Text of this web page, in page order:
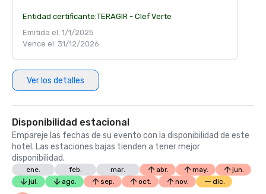
Entidad certificante:TERAGIR - Clef Verte
Emitida el: 1/1/2025
Vence el: 31/12/2026
Ver los detalles
Disponibilidad estacional
Empareje las fechas de su evento con la disponibilidad de este
hotel. Las estaciones bajas tienden a tener mejor
disponibilidad.
ene. feb. mar. abr. may.
jun.
jul.
ago. sep. oct. nov. dic.